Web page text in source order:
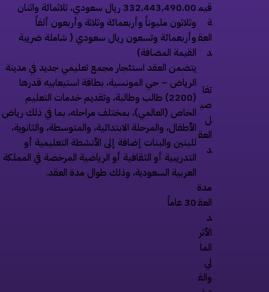
قيم
العق
332,443,490.00 ريال سعودي، ثلاثمائة واثنان
وثلاثون مليوناً وأربعمائة وثلاثة وأربعون ألفاً
وأربعمائة وتسعون ريال سعودي ( شاملة ضريبة
القيمة المضافة)
صي
العق
يتضمن العقد استئجار مجمع تعليمي جديد في مدينة
الرياض – حي المونسية، بطاقة استيعابيه قدرها
(2200) طالب وطالبة، وتقديم خدمات التعليم
الخاص (العالمي)، بمختلف مراحله، بما في ذلك رياض
الأطفال، والمرحلة الابتدائية، والمتوسطة، والثانوية،
للبنين والبنات إضافة إلى الأنشطة التعليمية أو
التدريبية أو الثقافية أو الرياضية المرخصة في المملكة
العربية السعودية، وذلك طوال مدة العقد.
مدة
العق30 عاماً
الأثر
الما
والف